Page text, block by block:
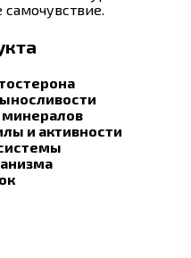
минералов
и активности